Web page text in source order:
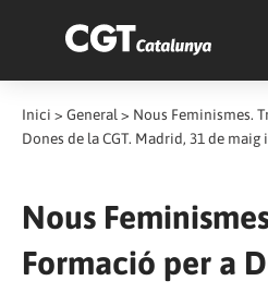
Inici > General > Nous Feminismes.
Dones de la CGT. Madrid, 31 de maig
Nous
Formació per a